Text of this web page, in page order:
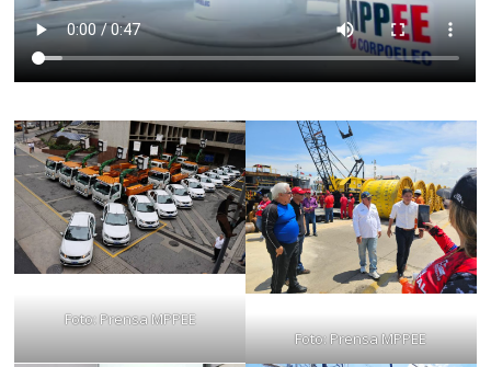
Foto: Prensa MPPEE
Foto: Prensa MPPEE